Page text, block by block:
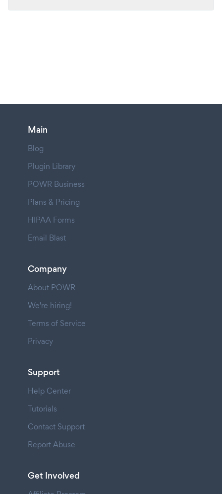
Main
Blog
Plugin Library
POWR Business
Plans & Pricing
HIPAA Forms
Email Blast
Company
About POWR
We're hiring!
Terms of Service
Privacy
Support
Help Center
Tutorials
Contact Support
Report Abuse
Get Involved